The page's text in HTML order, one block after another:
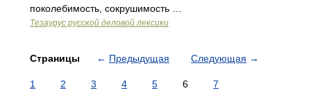
поколебимость, сокрушимость …
Тезаурус русской деловой лексики
Страницы ← Предыдущая Следующая →
1 2 3 4 5 6 7